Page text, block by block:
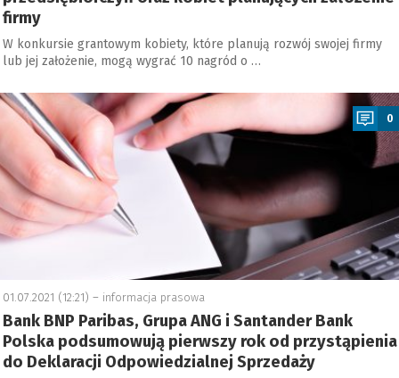
firmy
W konkursie grantowym kobiety, które planują rozwój swojej firmy
lub jej założenie, mogą wygrać 10 nagród o …
0
01.07.2021 (12:21) – informacja prasowa
Bank BNP Paribas, Grupa ANG i Santander Bank
Polska podsumowują pierwszy rok od przystąpienia
do Deklaracji Odpowiedzialnej Sprzedaży